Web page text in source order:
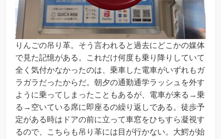
りんごの吊り革。そう言われると過去にどこかの媒体
で見た記憶がある。これだけ何度も乗り降りしていて
全く気付かなかったのは、乗車した電車がいずれもガ
ラガラだったからだ。朝夕の通勤通学ラッシュを外す
ように乗ってしまったこともあるが、電車が来る→乗
る→空いている席に即座るの繰り返しである。徒歩予
定がある時はドアの前に立って車窓をひちすら凝視す
るので、こちらも吊り革には目が行かない。大鰐が始